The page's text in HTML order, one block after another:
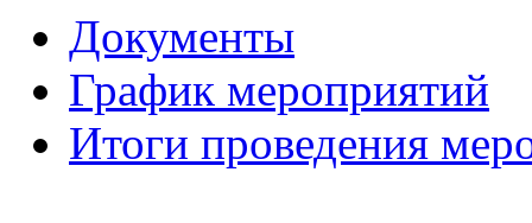
Документы
График мероприятий
Итоги проведения